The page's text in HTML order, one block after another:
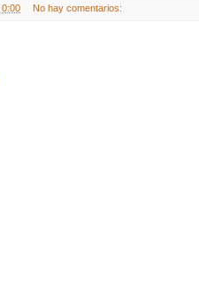
0:00 No hay comentarios: